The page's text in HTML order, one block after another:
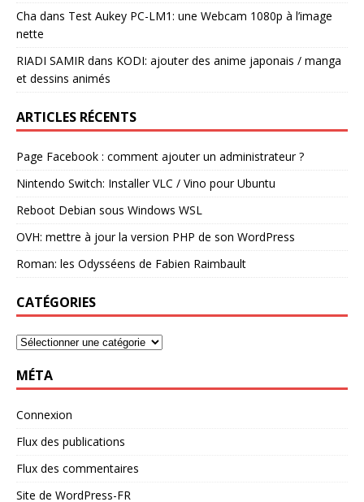
Cha dans Test Aukey PC-LM1: une Webcam 1080p à l’image
nette
RIADI SAMIR dans KODI: ajouter des anime japonais / manga
et dessins animés
ARTICLES RÉCENTS
Page Facebook : comment ajouter un administrateur ?
Nintendo Switch: Installer VLC / Vino pour Ubuntu
Reboot Debian sous Windows WSL
OVH: mettre à jour la version PHP de son WordPress
Roman: les Odysséens de Fabien Raimbault
CATÉGORIES
MÉTA
Connexion
Flux des publications
Flux des commentaires
Site de WordPress-FR